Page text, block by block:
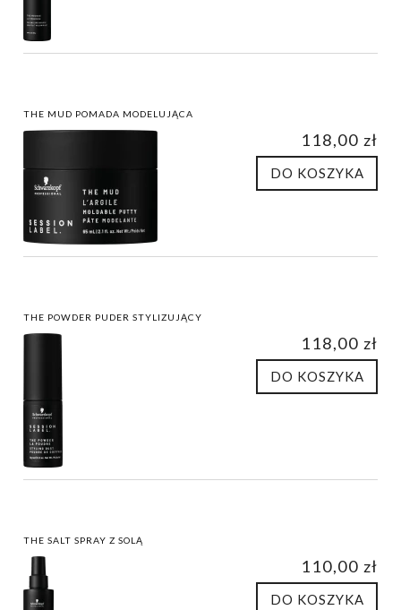
THE MUD POMADA MODELUJĄCA
118,00 zł
DO KOSZYKA
THE POWDER PUDER STYLIZUJĄCY
118,00 zł
DO KOSZYKA
THE SALT SPRAY Z SOLĄ
110,00 zł
DO KOSZYKA